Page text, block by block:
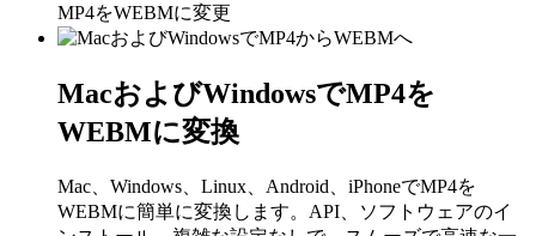
MP4をWEBMに変更
MacおよびWindowsでMP4を
WEBMに変換
Mac、Windows、Linux、Android、iPhoneでMP4を
WEBMに簡単に変換します。API、ソフトウェアのイ